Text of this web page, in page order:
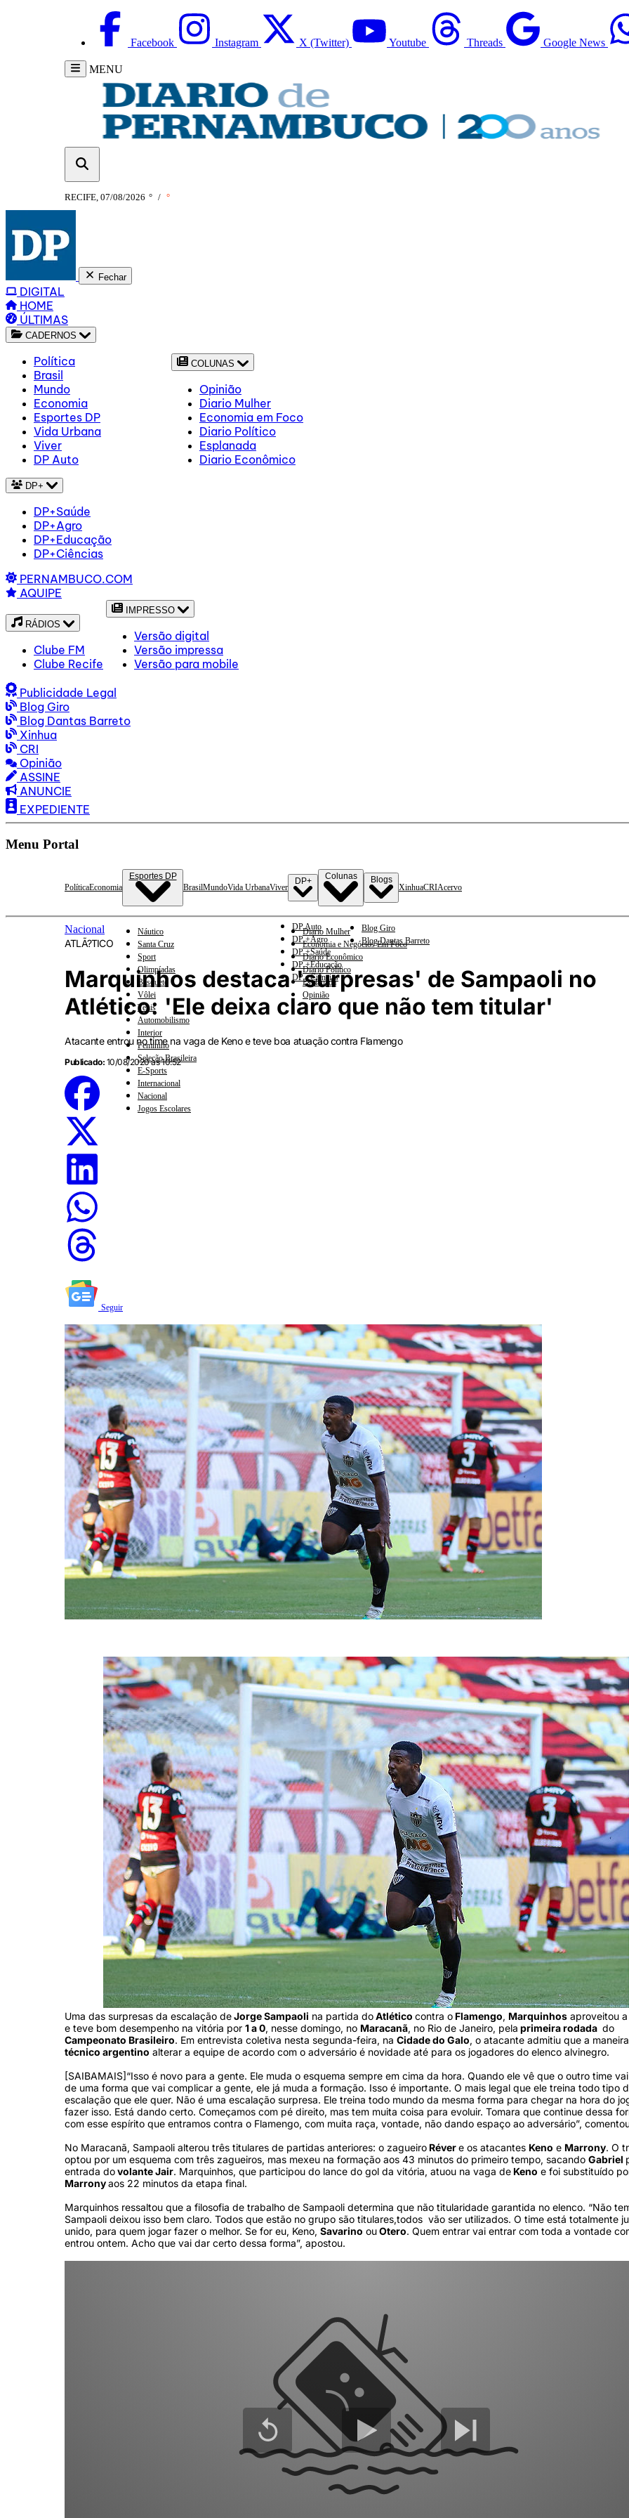
Facebook Instagram X (Twitter) Youtube Threads Google News
MENU
RECIFE, 07/08/2026 ° / °
Fechar
DIGITAL
HOME
ÚLTIMAS
CADERNOS
Política
Brasil
Mundo
Economia
Esportes DP
Vida Urbana
Viver
DP Auto
COLUNAS
Opinião
Diario Mulher
Economia em Foco
Diario Político
Esplanada
Diario Econômico
DP+
DP+Saúde
DP+Agro
DP+Educação
DP+Ciências
PERNAMBUCO.COM
AQUIPE
RÁDIOS
Clube FM
Clube Recife
IMPRESSO
Versão digital
Versão impressa
Versão para mobile
Publicidade Legal
Blog Giro
Blog Dantas Barreto
Xinhua
CRI
Opinião
ASSINE
ANUNCIE
EXPEDIENTE
Menu Portal
PolíticaEconomia
Esportes DP
Náutico
Santa Cruz
Sport
Olimpíadas
Basquete
Vôlei
Tênis
Automobilismo
Interior
Feminino
Seleção Brasileira
E-Sports
Internacional
Nacional
Jogos Escolares
BrasilMundoVida UrbanaViver
DP+
DP Auto
DP +Agro
DP +Saúde
DP +Educação
DP +Ciências
Colunas
Diario Mulher
Economia e Negócios Em Foco
Diario Econômico
Diario Político
Esplanada
Opinião
Blogs
Blog Giro
Blog Dantas Barreto
XinhuaCRIAcervo
Nacional
ATLÃ?TICO
Marquinhos destaca 'surpresas' de Sampaoli no
Atlético: 'Ele deixa claro que não tem titular'
Atacante entrou no time na vaga de Keno e teve boa atuação contra Flamengo
Publicado: 10/08/2020 às 10:52
Seguir
Uma das surpresas da escalação deJorge Sampaoli na partida doAtlético contra o Flamengo, Marquinhos aproveitou
e teve bom desempenho na vitória por 1 a 0, nesse domingo, no Maracanã, no Rio de Janeiro, pela primeira rodada do
Campeonato Brasileiro. Em entrevista coletiva nesta segunda-feira, na Cidade do Galo, o atacante admitiu que a
técnico argentino alterar a equipe de acordo com o adversário é novidade até para os jogadores do elenco alvinegro.
[SAIBAMAIS]“Isso é novo para a gente. Ele muda o esquema sempre em cima da hora. Quando ele vê que o outro time
de uma forma que vai complicar a gente, ele já muda a formação. Isso é importante. O mais legal que ele treina todo tipo
escalação que ele quer. Não é uma escalação surpresa. Ele treina todo mundo da mesma forma para chegar na hora do
fazer isso. Está dando certo. Começamos com pé direito, mas tem muita coisa para evoluir. Tomara que continue dessa
com esse espírito que entramos contra o Flamengo, com muita raça, vontade, não dando espaço ao adversário”,
No Maracanã, Sampaoli alterou três titulares de partidas anteriores: o zagueiro Révere os atacantes Keno e Marrony. O
optou por um esquema com três zagueiros, mas mexeu na formação aos 43 minutos do primeiro tempo, sacando Gabriel
entrada dovolante Jair. Marquinhos, que participou do lance do gol da vitória, atuou na vaga de Keno e foi substituído
Marronyaos 22 minutos da etapa final.
Marquinhos ressaltou que a filosofia de trabalho de Sampaoli determina que não titularidade garantida no elenco. “Não
Sampaoli deixou isso bem claro. Todos que estão no grupo são titulares,todos vão ser utilizados. O time está totalmente
unido, para quem jogar fazer o melhor. Se for eu, Keno, Savarino ouOtero. Quem entrar vai entrar com toda a vontade
entrou ontem. Acho que vai dar certo dessa forma”, apostou.